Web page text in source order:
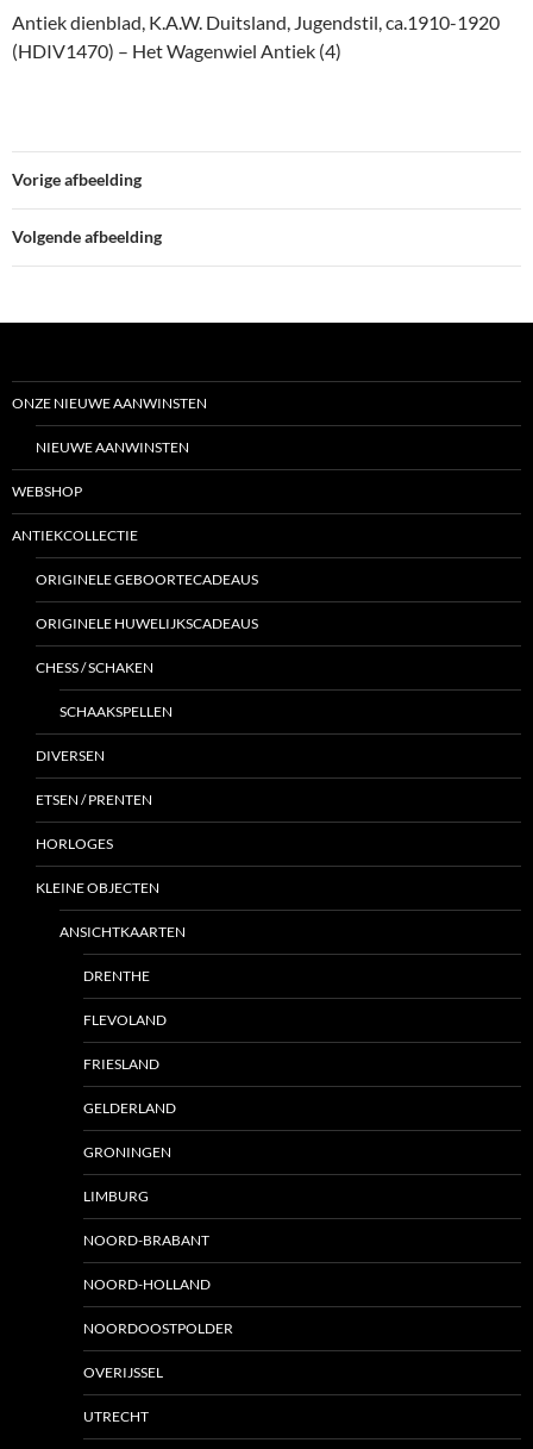
Antiek dienblad, K.A.W. Duitsland, Jugendstil, ca.1910-1920
(HDIV1470) – Het Wagenwiel Antiek (4)
Vorige afbeelding
Volgende afbeelding
ONZE NIEUWE AANWINSTEN
NIEUWE AANWINSTEN
WEBSHOP
ANTIEKCOLLECTIE
ORIGINELE GEBOORTECADEAUS
ORIGINELE HUWELIJKSCADEAUS
CHESS / SCHAKEN
SCHAAKSPELLEN
DIVERSEN
ETSEN / PRENTEN
HORLOGES
KLEINE OBJECTEN
ANSICHTKAARTEN
DRENTHE
FLEVOLAND
FRIESLAND
GELDERLAND
GRONINGEN
LIMBURG
NOORD-BRABANT
NOORD-HOLLAND
NOORDOOSTPOLDER
OVERIJSSEL
UTRECHT